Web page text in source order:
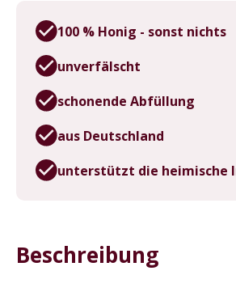
100 % Honig - sonst nichts
unverfälscht
schonende Abfüllung
aus Deutschland
unterstützt die heimische
Beschreibung